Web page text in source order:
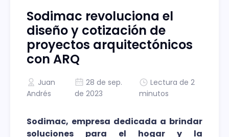
Sodimac revoluciona el
diseño y cotización de
proyectos arquitectónicos
con ARQ
Juan
Andrés
28 de sep.
de 2023
Lectura de 2
minutos
Sodimac, empresa dedicada a brindar
soluciones para el hogar y la